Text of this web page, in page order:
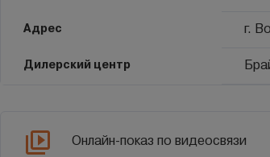
Адрес г.
Дилерский центр
Онлайн-показ по видеосвязи